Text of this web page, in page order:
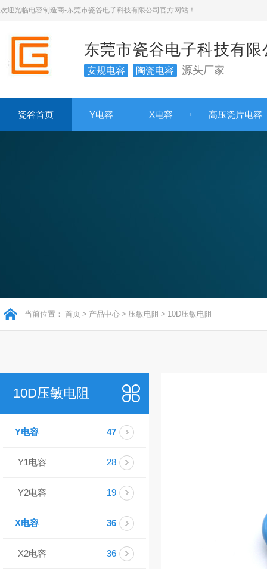
欢迎光临电容制造商-东莞市瓷谷电子科技有限公司官方网站！
东莞市瓷谷电子科技有限
安规电容 陶瓷电容 源头厂家
瓷谷首页 Y电容 X电容 高压瓷片电容
当前位置： 首页 > 产品中心 > 压敏电阻 > 10D压敏电阻
10D压敏电阻
Y电容 47
Y1电容 28
Y2电容 19
X电容 36
X2电容 36